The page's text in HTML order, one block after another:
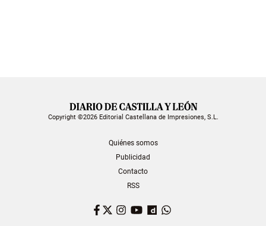
Copyright ©2026 Editorial Castellana de Impresiones, S.L.
Quiénes somos
Publicidad
Contacto
RSS
Facebook
TwitterInstagram
YouTubeDailymotion